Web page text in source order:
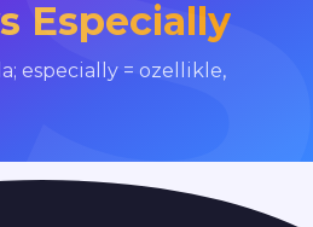
Especially
especially = ozellikle,